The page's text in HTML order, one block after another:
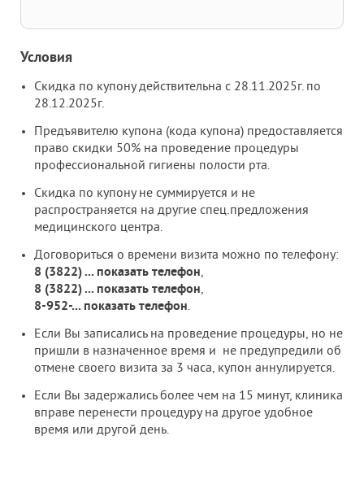
Условия
Скидка по купону действительна с 28.11.2025г. по
28.12.2025г.
Предъявителю купона (кода купона) предоставляется
право скидки 50% на проведение процедуры
профессиональной гигиены полости рта.
Скидка по купону не суммируется и не
распространяется на другие спец.предложения
медицинского центра.
Договориться о времени визита можно по телефону:
8 (3822)... показать телефон,
8 (3822)... показать телефон,
8-952-... показать телефон.
Если Вы записались на проведение процедуры, но не
пришли в назначенное время и не предупредили об
отмене своего визита за 3 часа, купон аннулируется.
Если Вы задержались более чем на 15 минут, клиника
вправе перенести процедуру на другое удобное
время или другой день.